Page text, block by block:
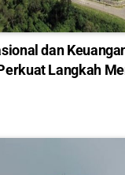
dan
Langkah